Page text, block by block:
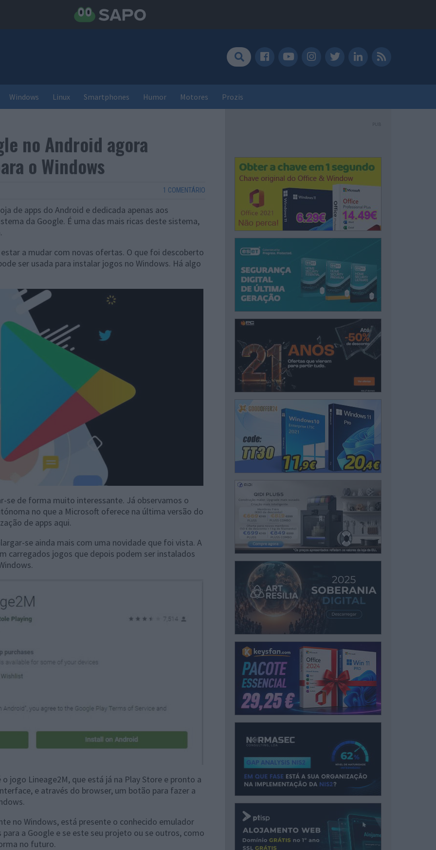
Windows Linux Smartphones Humor Motores Prozis
no Android agora
o Windows
1 COMENTÁRIO
de apps do Android e dedicada apenas aos
da Google. É uma das mais ricas deste sistema,
a mudar com novas ofertas. O que foi descoberto
ser usada para instalar jogos no Windows. Há algo
se de forma muito interessante. Já observamos o
no que a Microsoft oferece na última versão do
de apps aqui.
se ainda mais com uma novidade que foi vista. A
carregados jogos que depois podem ser instalados
jogo Lineage2M, que está já na Play Store e pronto a
e através do browser, um botão para fazer a
no Windows, está presente o conhecido emulador
para a Google e se este seu projeto ou se outros, como
no futuro.
PUB